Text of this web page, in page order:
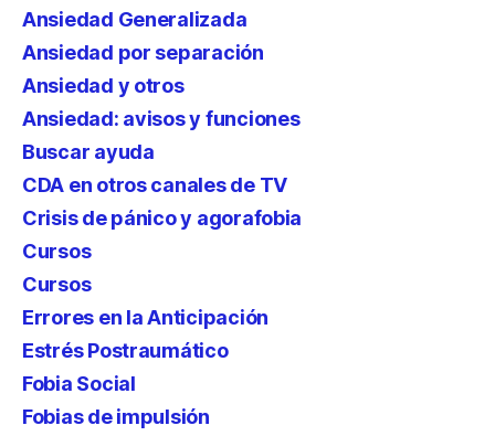
Ansiedad Generalizada
Ansiedad por separación
Ansiedad y otros
Ansiedad: avisos y funciones
Buscar ayuda
CDA en otros canales de TV
Crisis de pánico y agorafobia
Cursos
Cursos
Errores en la Anticipación
Estrés Postraumático
Fobia Social
Fobias de impulsión